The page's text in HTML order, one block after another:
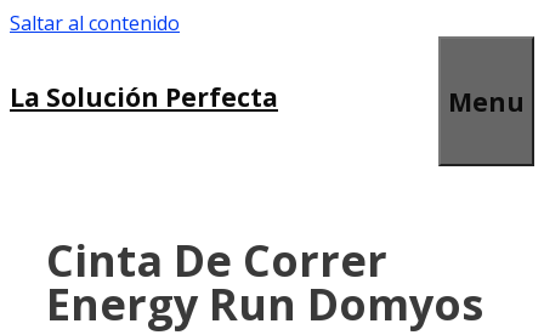
Saltar al contenido
La Solución Perfecta Menu
Cinta De Correr
Energy Run Domyos